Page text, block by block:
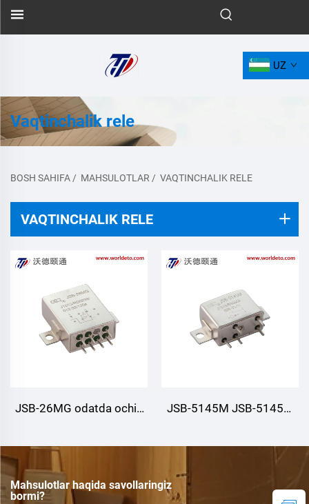
UZ
Vaqtinchalik relе
BOSH SAHIFA/ MAHSULOTLAR / VAQTINCHALIK RELЕ
VAQTINCHALIK RELЕ
JSB-26MG odatda ochiq
kechiktiruvchi releni harbiy
foydalanish uchun,
mudofaa, kosmik soha,
JSB-5145M JSB-5145M
Marta Vaqt uzatish relyesi
harbiy foydalanish,
mudofaa, kosmik fazoviy,
Mahsulotlar haqida savollaringiz
bormi?